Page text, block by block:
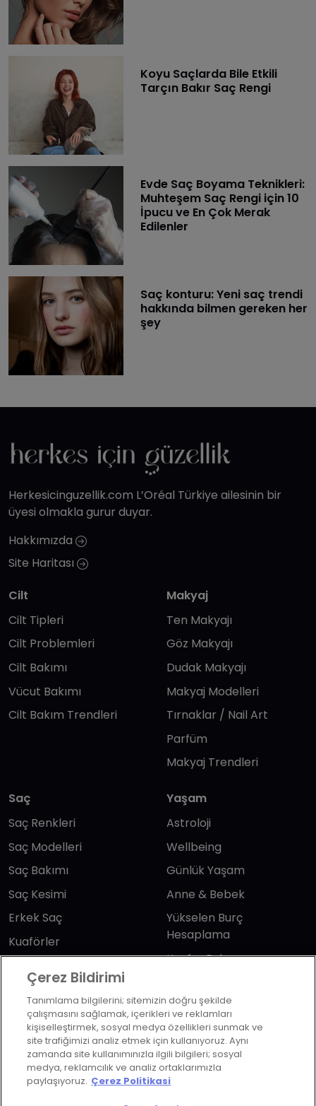
Koyu Saçlarda Bile Etkili
Tarçın Bakır Saç Rengi
Evde Saç Boyama Teknikleri:
Muhteşem Saç Rengi için 10
İpucu ve En Çok Merak
Edilenler
Saç konturu: Yeni saç trendi
hakkında bilmen gereken her
şey
Herkesicinguzellik.com L’Oréal Türkiye ailesinin bir
üyesi olmakla gurur duyar.
Hakkımızda
Site Haritası
Cilt
Cilt Tipleri
Cilt Problemleri
Cilt Bakımı
Vücut Bakımı
Cilt Bakım Trendleri
Makyaj
Ten Makyajı
Göz Makyajı
Dudak Makyajı
Makyaj Modelleri
Tırnaklar / Nail Art
Parfüm
Makyaj Trendleri
Saç
Saç Renkleri
Saç Modelleri
Saç Bakımı
Saç Kesimi
Erkek Saç
Kuaförler
Yaşam
Astroloji
Wellbeing
Günlük Yaşam
Anne & Bebek
Yükselen Burç
Hesaplama
Kuafor Bulma
Bizi takip edin
Çerez Bildirimi
Tanımlama bilgilerini; sitemizin doğru şekilde
çalışmasını sağlamak, içerikleri ve reklamları
kişiselleştirmek, sosyal medya özellikleri sunmak ve
site trafiğimizi analiz etmek için kullanıyoruz. Aynı
zamanda site kullanımınızla ilgili bilgileri; sosyal
medya, reklamcılık ve analiz ortaklarımızla
paylaşıyoruz. Çerez Politikasi